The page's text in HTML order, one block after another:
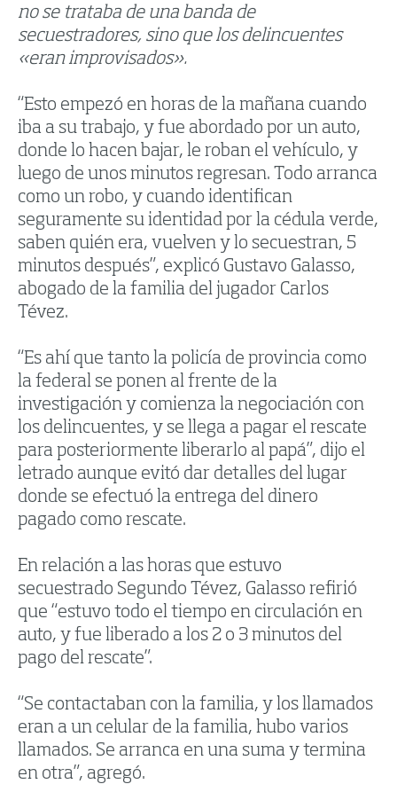
no se trataba de una banda de
secuestradores, sino que los delincuentes
«eran improvisados».
“Esto empezó en horas de la mañana cuando
iba a su trabajo, y fue abordado por un auto,
donde lo hacen bajar, le roban el vehículo, y
luego de unos minutos regresan. Todo arranca
como un robo, y cuando identifican
seguramente su identidad por la cédula verde,
saben quién era, vuelven y lo secuestran, 5
minutos después”, explicó Gustavo Galasso,
abogado de la familia del jugador Carlos
Tévez.
“Es ahí que tanto la policía de provincia como
la federal se ponen al frente de la
investigación y comienza la negociación con
los delincuentes, y se llega a pagar el rescate
para posteriormente liberarlo al papá”, dijo el
letrado aunque evitó dar detalles del lugar
donde se efectuó la entrega del dinero
pagado como rescate.
En relación a las horas que estuvo
secuestrado Segundo Tévez, Galasso refirió
que “estuvo todo el tiempo en circulación en
auto, y fue liberado a los 2 o 3 minutos del
pago del rescate”.
“Se contactaban con la familia, y los llamados
eran a un celular de la familia, hubo varios
llamados. Se arranca en una suma y termina
en otra”, agregó.